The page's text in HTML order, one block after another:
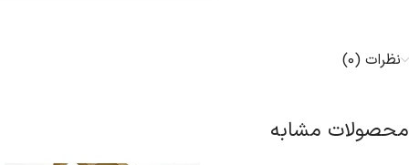
نظرات (0)
محصولات مشابه